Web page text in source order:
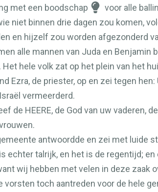
met een boodschap
voor alle
niet binnen drie dagen zou komen,
en hijzelf zou worden afgezonderd
alle mannen van Juda en
Het hele volk zat op het plein van het
Ezra, de priester, op en zei tegen
vermeerderd.
de HEERE, de God van uw vaderen,
antwoordde en zei met luide
echter talrijk, en het is de regentijd;
wij hebben met velen in deze zaak
vorsten toch aantreden voor de hele